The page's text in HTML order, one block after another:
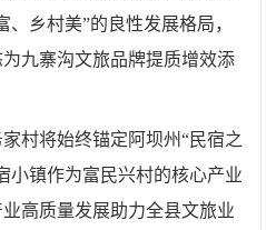
乡村美”的良性发展格局，
九寨沟文旅品牌提质增效添
村将始终锚定阿坝州“民宿之
小镇作为富民兴村的核心产业
高质量发展助力全县文旅业